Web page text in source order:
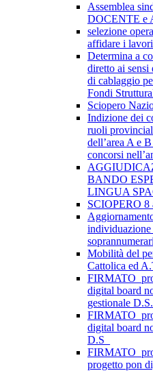
Assemblea
DOCENTE e
selezione
affidare i
Determina a
diretto ai sensi
di cablaggio
Fondi
Sciopero
Indizione dei
ruoli
dell’area A e
concorsi
BANDO
LINGUA
SCIOPERO 8
individuazione
Mobilità del
Cattolica ed
digital board
gestionale
digital board
D.S_
progetto pon